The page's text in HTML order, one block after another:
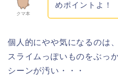
クマ本
めポイントよ！
個人的にやや気になるのは
スライムっぽいものをぶっ
シーンが汚い・・・